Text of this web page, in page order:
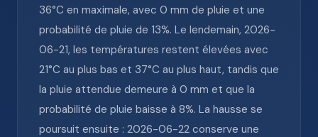
36°C en maximale, avec 0 mm de pluie et une
probabilité de pluie de 13%. Le lendemain, 2026-
06-21, les températures restent élevées avec
21°C au plus bas et 37°C au plus haut, tandis que
la pluie attendue demeure à 0 mm et que la
probabilité de pluie baisse à 8%. La hausse se
poursuit ensuite : 2026-06-22 conserve une